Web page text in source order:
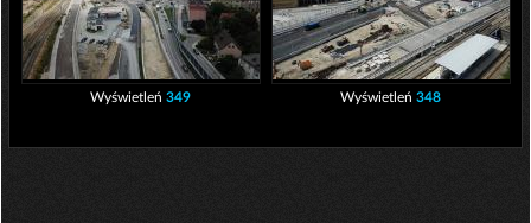
Wyświetleń 349 Wyświetleń 348